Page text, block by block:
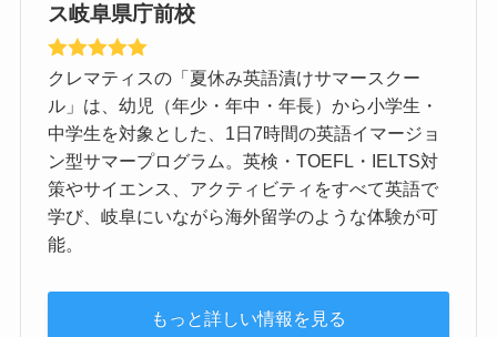
ス岐阜県庁前校
クレマティスの「夏休み英語漬けサマースクー
ル」は、幼児（年少・年中・年長）から小学生・
中学生を対象とした、1日7時間の英語イマージョ
ン型サマープログラム。英検・TOEFL・IELTS対
策やサイエンス、アクティビティをすべて英語で
学び、岐阜にいながら海外留学のような体験が可
能。
もっと詳しい情報を見る